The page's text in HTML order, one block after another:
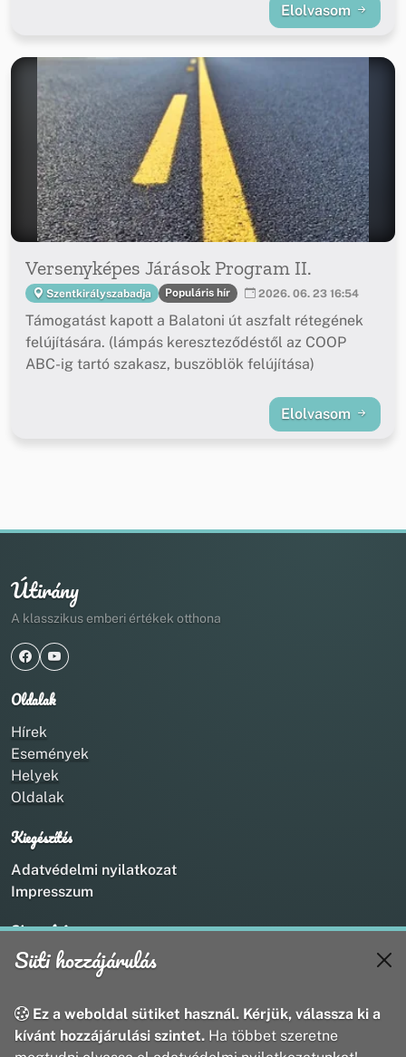
Elolvasom
Versenyképes Járások Program II.
Szentkirályszabadja Populáris hír 2026. 06. 23 16:54
Támogatást kapott a Balatoni út aszfalt rétegének
felújítására. (lámpás kereszteződéstől az COOP
ABC-ig tartó szakasz, buszöblök felújítása)
Elolvasom
Útirány
A klasszikus emberi értékek otthona
Oldalak
Hírek
Események
Helyek
Oldalak
Kiegészítés
Adatvédelmi nyilatkozat
Impresszum
Kapcsolat
+36 20 211 1888
webmaster@utirany.hu
8419 Csesznek, Vasút u.18.
Süti hozzájárulás
Ez a weboldal sütiket használ. Kérjük, válassza ki a
kívánt hozzájárulási szintet. Ha többet szeretne